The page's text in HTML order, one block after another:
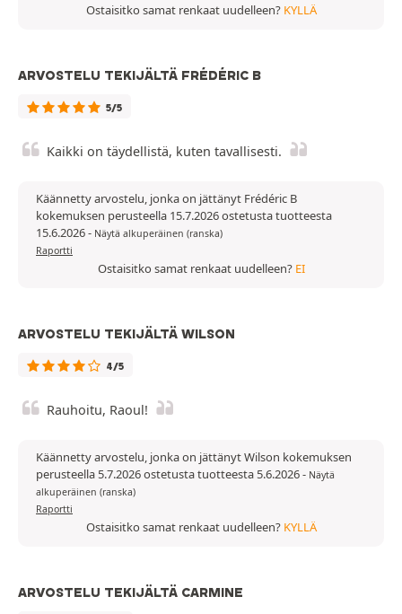
Ostaisitko samat renkaat uudelleen? KYLLÄ
ARVOSTELU TEKIJÄLTÄ FRÉDÉRIC B
5/5
Kaikki on täydellistä, kuten tavallisesti.
Käännetty arvostelu, jonka on jättänyt Frédéric B
kokemuksen perusteella 15.7.2026 ostetusta tuotteesta
15.6.2026- Näytä alkuperäinen (ranska)
Raportti
Ostaisitko samat renkaat uudelleen? EI
ARVOSTELU TEKIJÄLTÄ WILSON
4/5
Rauhoitu, Raoul!
Käännetty arvostelu, jonka on jättänyt Wilson kokemuksen
perusteella 5.7.2026 ostetusta tuotteesta 5.6.2026- Näytä
alkuperäinen (ranska)
Raportti
Ostaisitko samat renkaat uudelleen? KYLLÄ
ARVOSTELU TEKIJÄLTÄ CARMINE